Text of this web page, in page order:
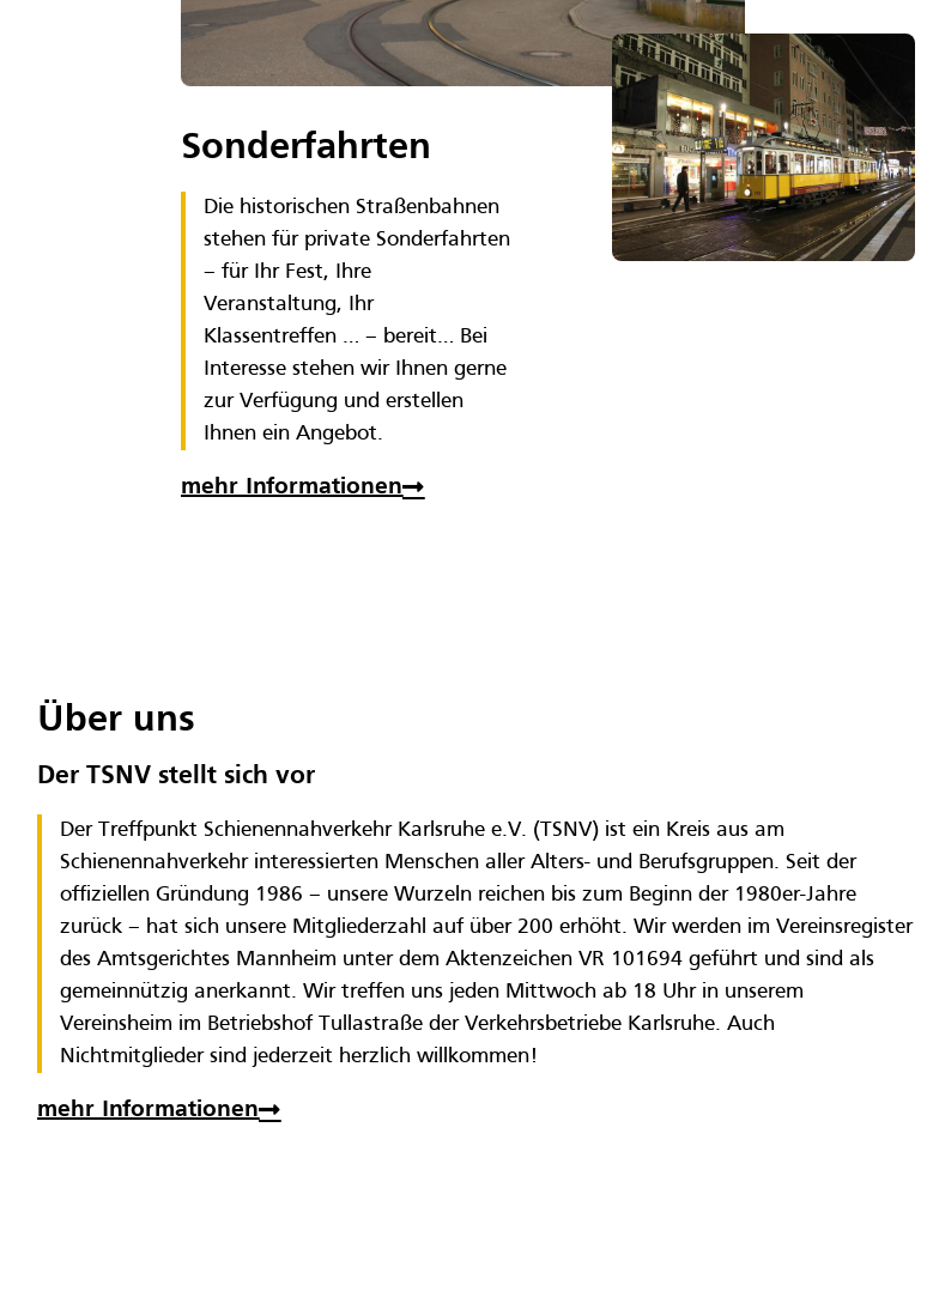
Sonderfahrten
Die historischen Straßenbahnen
stehen für private Sonderfahrten
– für Ihr Fest, Ihre
Veranstaltung, Ihr
Klassentreffen … – bereit… Bei
Interesse stehen wir Ihnen gerne
zur Verfügung und erstellen
Ihnen ein Angebot.
mehr Informationen
Über uns
Der TSNV stellt sich vor
Der Treffpunkt Schienennahverkehr Karlsruhe e.V. (TSNV) ist ein Kreis aus am
Schienennahverkehr interessierten Menschen aller Alters- und Berufsgruppen. Seit der
offiziellen Gründung 1986 – unsere Wurzeln reichen bis zum Beginn der 1980er-Jahre
zurück – hat sich unsere Mitgliederzahl auf über 200 erhöht. Wir werden im Vereinsregister
des Amtsgerichtes Mannheim unter dem Aktenzeichen VR 101694 geführt und sind als
gemeinnützig anerkannt. Wir treffen uns jeden Mittwoch ab 18 Uhr in unserem
Vereinsheim im Betriebshof Tullastraße der Verkehrsbetriebe Karlsruhe. Auch
Nichtmitglieder sind jederzeit herzlich willkommen!
mehr Informationen